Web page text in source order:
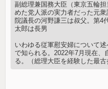
副総理兼国務大臣（東京五輪
めた党人派の実力者だった元
院議長の河野謙三は叔父。第4
太郎は長男
いわゆる従軍慰安婦について
で知られる。2022年7月現在、
る。（総理大臣を経験した最古